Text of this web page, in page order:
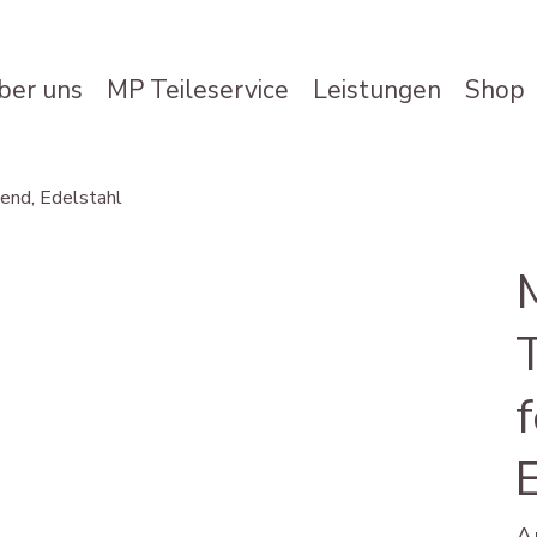
uns MP Teileservice Leistungen Shop
Edelstahl